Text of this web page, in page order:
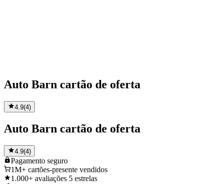
Auto Barn cartão de oferta
4.9(4)
Auto Barn cartão de oferta
4.9(4)
Pagamento seguro
1M+ cartões-presente vendidos
1.000+ avaliações 5 estrelas